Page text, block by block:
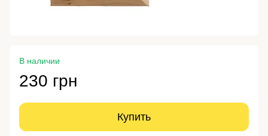
В наличии
230 грн
Купить